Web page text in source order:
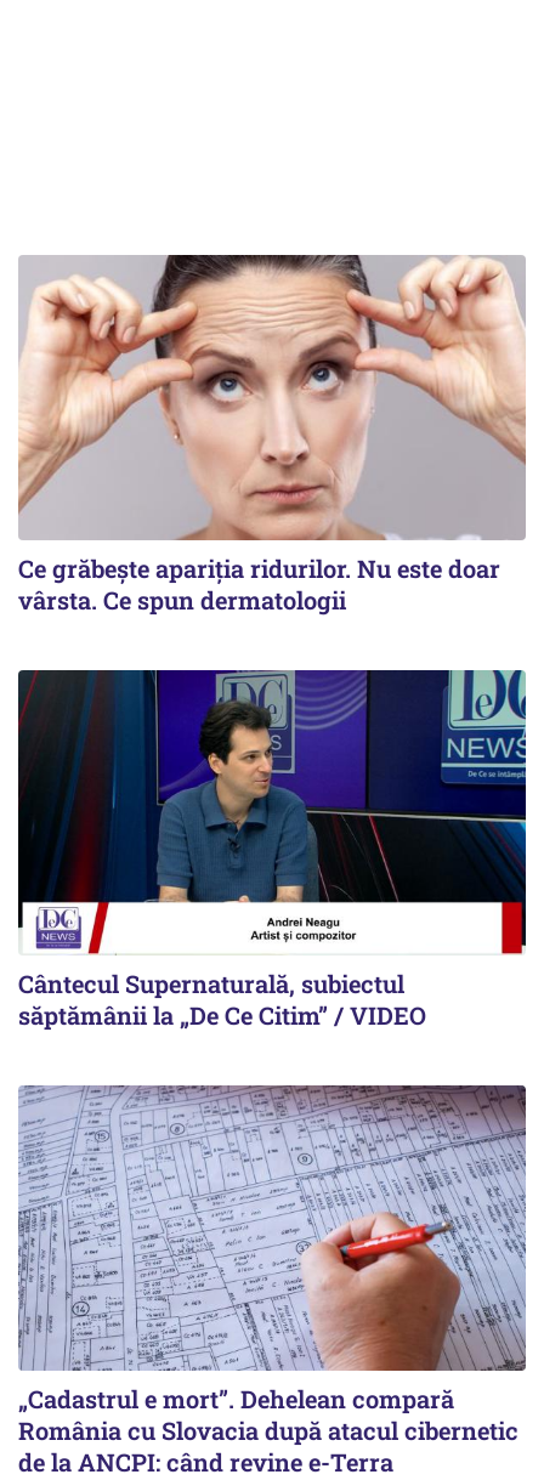
Ce grăbește apariția ridurilor. Nu este doar
vârsta. Ce spun dermatologii
Cântecul Supernaturală, subiectul
săptămânii la „De Ce Citim” / VIDEO
„Cadastrul e mort”. Dehelean compară
România cu Slovacia după atacul cibernetic
de la ANCPI: când revine e-Terra